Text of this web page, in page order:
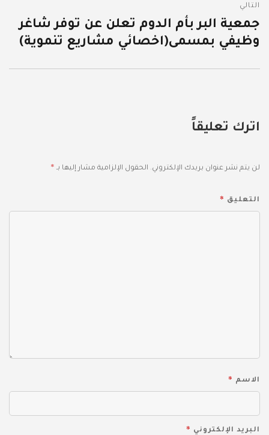
التالي
المقالة
التالية:
جمعية البر بأم الدوم تعلن عن توفر شاغر
وظيفي بمسمى(اخصائي مشاريع تنموية)
اترك تعليقاً
لن يتم نشر عنوان بريدك الإلكتروني. الحقول الإلزامية مشار إليها بـ *
التعليق *
الاسم *
البريد الإلكتروني *